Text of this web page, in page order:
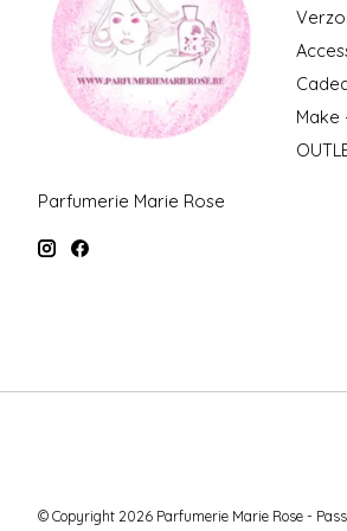
Parfumerie Marie Rose
Make
© Copyright 2026 Parfumerie Marie Rose -